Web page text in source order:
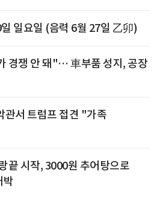
일요일 (음력 6월 27일 乙卯)
경쟁 안 돼"… 車부품 성지, 공장
관서 트럼프 접견 "가족
끝 시작, 3000원 추어탕으로
박